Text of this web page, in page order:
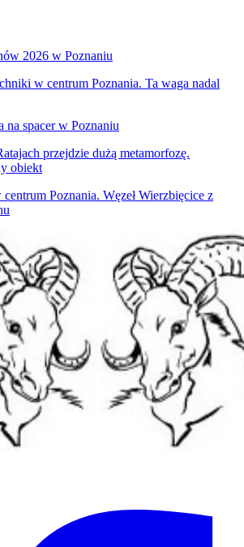
2026 w Poznaniu
w centrum Poznania. Ta waga nadal
na spacer w Poznaniu
przejdzie dużą metamorfozę.
obiekt
Poznania. Węzeł Wierzbięcice z